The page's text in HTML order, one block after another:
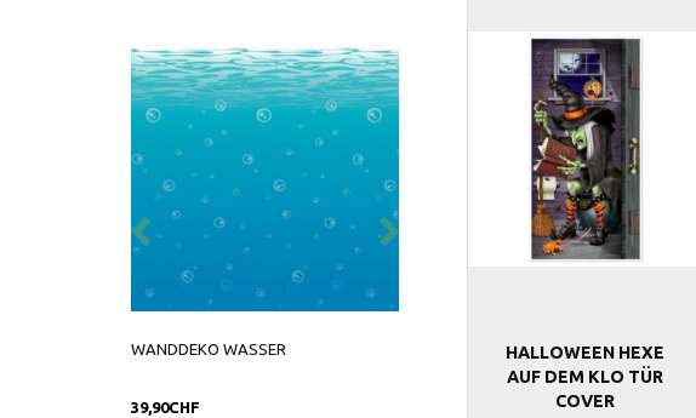
WANDDEKO WASSER
39,90CHF
WANDDEKO PIRATENSCHIFF
ACCESSOIRES
HALLOWEEN HEXE
AUF DEM KLO TÜR
COVER